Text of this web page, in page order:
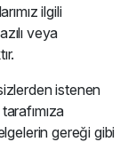
ilgili
veya
istenen
gereği gibi